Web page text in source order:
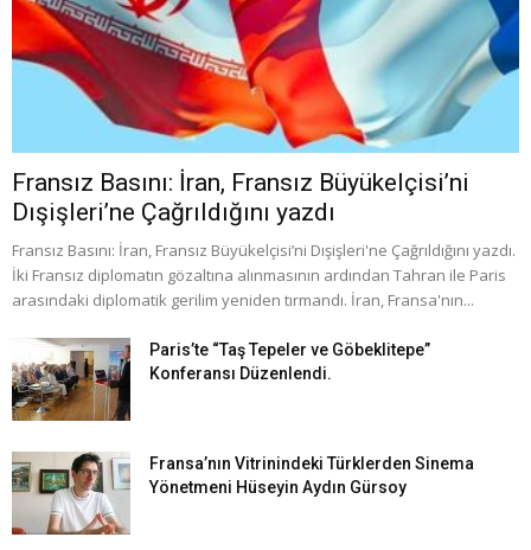
Fransız Basını: İran, Fransız Büyükelçisi’ni
Dışişleri’ne Çağrıldığını yazdı
Fransız Basını: İran, Fransız Büyükelçisi’ni Dışişleri'ne Çağrıldığını yazdı.
İki Fransız diplomatın gözaltına alınmasının ardından Tahran ile Paris
arasındaki diplomatik gerilim yeniden tırmandı. İran, Fransa'nın...
Paris’te “Taş Tepeler ve Göbeklitepe”
Konferansı Düzenlendi.
Fransa’nın Vitrinindeki Türklerden Sinema
Yönetmeni Hüseyin Aydın Gürsoy